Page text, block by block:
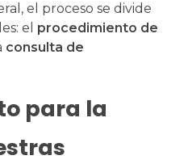
el proceso se divide
el procedimiento de
consulta de
para la